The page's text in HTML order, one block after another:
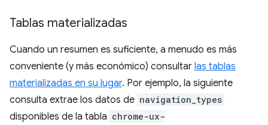
Tablas materializadas
Cuando un resumen es suficiente, a menudo es más
conveniente (y más económico) consultar las tablas
materializadas en su lugar. Por ejemplo, la siguiente
consulta extrae los datos de navigation_types
disponibles de la tabla chrome-ux-